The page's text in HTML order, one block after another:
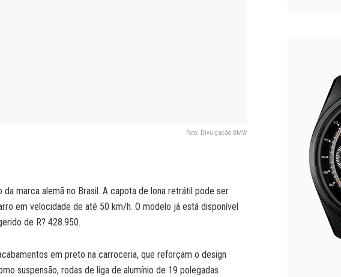
Foto: Divulgação BMW
marca alemã no Brasil. A capota de lona retrátil pode ser
em velocidade de até 50 km/h. O modelo já está disponível
de R? 428.950.
em preto na carroceria, que reforçam o design
suspensão, rodas de liga de alumínio de 19 polegadas